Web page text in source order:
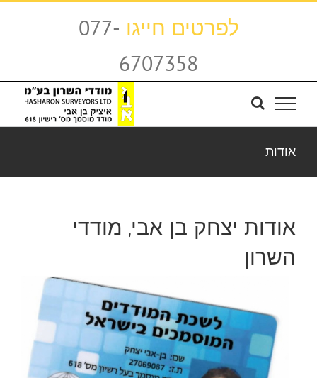
דלג
לפרטים חייגו 077-
6707358
אודות
אודות יצחק בן אבי, מודדי
השרון